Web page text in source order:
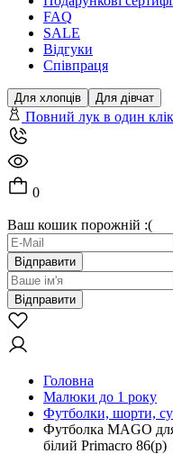
FAQ
SALE
Відгуки
Співпраця
Для хлопців Для дівчат
Повний лук в один клік
0
Ваш кошик порожній :(
Відправити
Відправити
Головна
Малюки до 1 року
Футболки, шорти,
Футболка MAGO
білий Primacro 86(р)